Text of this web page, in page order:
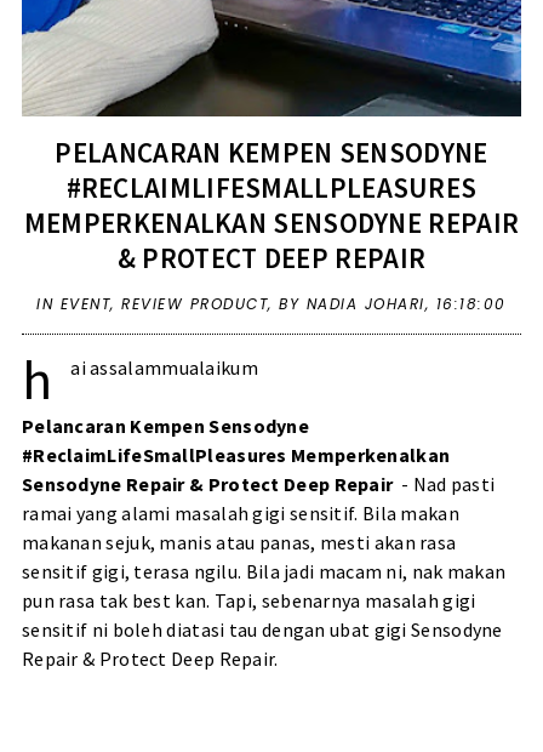
PELANCARAN KEMPEN SENSODYNE
#RECLAIMLIFESMALLPLEASURES
MEMPERKENALKAN SENSODYNE REPAIR
& PROTECT DEEP REPAIR
IN EVENT,REVIEW PRODUCT,BY NADIA JOHARI, 16:18:00
h ai assalammualaikum
Pelancaran Kempen Sensodyne
#ReclaimLifeSmallPleasures Memperkenalkan
Sensodyne Repair & Protect Deep Repair - Nad pasti
ramai yang alami masalah gigi sensitif. Bila makan
makanan sejuk, manis atau panas, mesti akan rasa
sensitif gigi, terasa ngilu. Bila jadi macam ni, nak makan
pun rasa tak best kan. Tapi, sebenarnya masalah gigi
sensitif ni boleh diatasi tau dengan ubat gigi Sensodyne
Repair & Protect Deep Repair.